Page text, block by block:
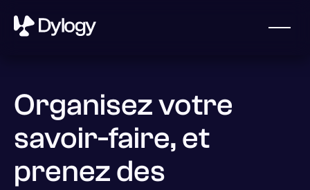
Organisez votre
savoir-faire, et
prenez des